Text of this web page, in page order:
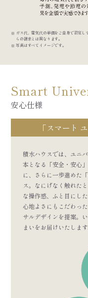
ガス代、電気代の単価をご自身で設定
らの請求とは異なります。
写真はすべてイメージです。
Smart
安心仕様
「スマート
積水ハウスでは、ユニ
本となる「安全・安心
に、さらに一歩進めた
ス。なにげなく触れた
な操作感、ふと目にし
心地よさにもこだわっ
サルデザインを提案。
まいをお届けいたします